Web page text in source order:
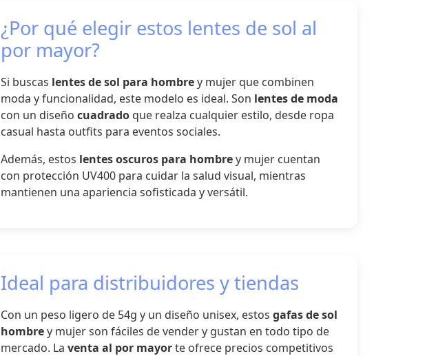
¿Por qué elegir estos lentes de sol al
por mayor?
Si buscas lentes de sol para hombrey mujer que combinen
moda y funcionalidad, este modelo es ideal. Son lentes de moda
con un diseño cuadrado que realza cualquier estilo, desde ropa
casual hasta outfits para eventos sociales.
Además, estos lentes oscuros para hombrey mujer cuentan
con protección UV400 para cuidar la salud visual, mientras
mantienen una apariencia sofisticada y versátil.
Ideal para distribuidores y tiendas
Con un peso ligero de 54g y un diseño unisex, estos gafas de sol
hombrey mujer son fáciles de vender y gustan en todo tipo de
mercado. La venta al por mayorte ofrece precios competitivos